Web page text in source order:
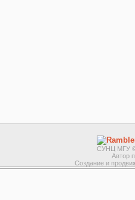
СУНЦ МГУ ©
Автор
Создание и